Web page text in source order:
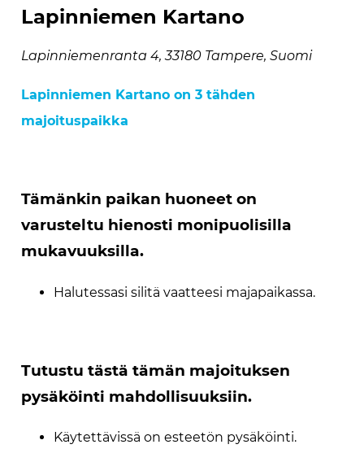
Lapinniemen Kartano
Lapinniemenranta 4, 33180 Tampere, Suomi
Lapinniemen Kartano on 3 tähden
majoituspaikka
Tämänkin paikan huoneet on
varusteltu hienosti monipuolisilla
mukavuuksilla.
Halutessasi silitä vaatteesi majapaikassa.
Tutustu tästä tämän majoituksen
pysäköinti mahdollisuuksiin.
Käytettävissä on esteetön pysäköinti.